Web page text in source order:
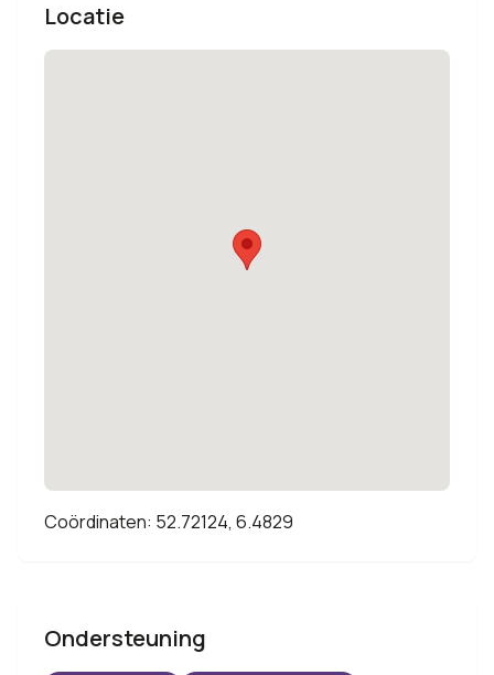
Locatie
Coördinaten: 52.72124, 6.4829
Ondersteuning